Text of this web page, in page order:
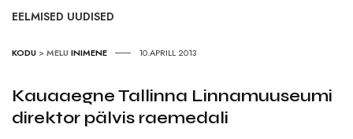
EELMISED UUDISED
KODU >MELU INIMENE 10.APRILL 2013
Kauaaegne Tallinna Linnamuuseumi
direktor pälvis raemedali